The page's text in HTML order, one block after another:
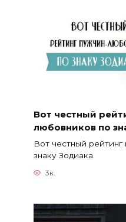
Вот честный
любовников по
Вот честный
знаку Зодиака.
3к.